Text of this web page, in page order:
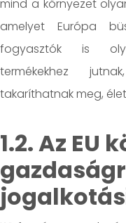
mind a környezet
amelyet Európa
fogyasztók is
termékekhez
takaríthatnak meg,
1.2. Az EU